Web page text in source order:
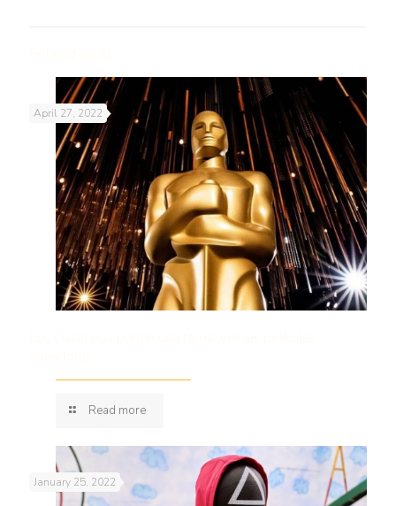
April 27, 2022
Read more
January 25, 2022